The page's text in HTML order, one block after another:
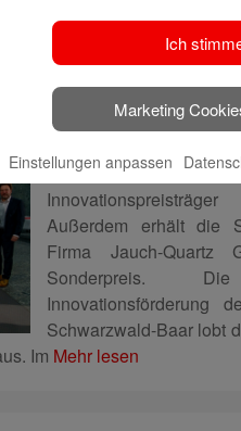
GmbH aus St.
Außerdem erhält die
Firma Jauch-Quartz
Sonderpreis.
Innovationsförderung
Schwarzwald-Baar lobt
Im Mehr lesen
Ich
Marketing
Einstellungen anpassen